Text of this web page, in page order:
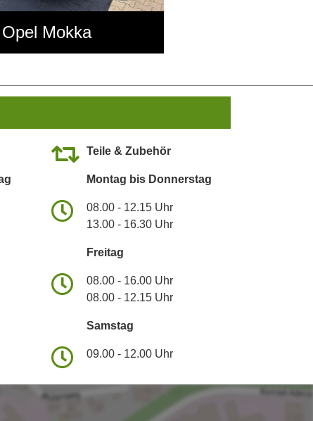
Opel Mokka
Teile & Zubehör
Montag bis Donnerstag
08.00 - 12.15 Uhr
13.00 - 16.30 Uhr
Freitag
08.00 - 16.00 Uhr
08.00 - 12.15 Uhr
Samstag
09.00 - 12.00 Uhr